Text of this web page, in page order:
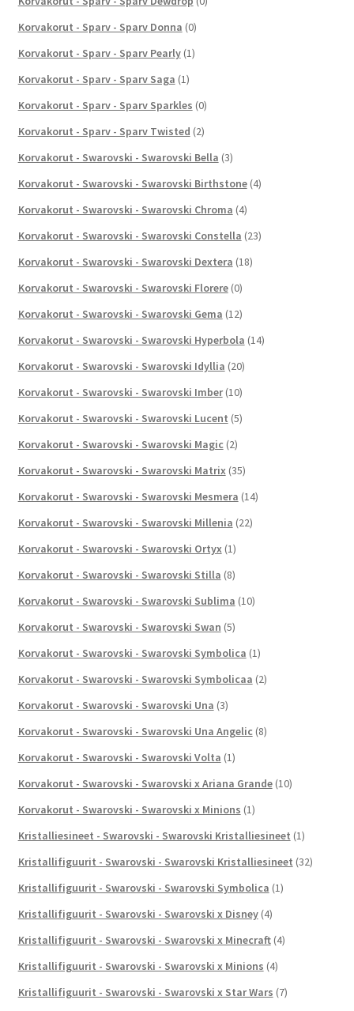
Korvakorut - Sparv - Sparv Donna (0)
Korvakorut - Sparv - Sparv Pearly (1)
Korvakorut - Sparv - Sparv Saga (1)
Korvakorut - Sparv - Sparv Sparkles (0)
Korvakorut - Sparv - Sparv Twisted (2)
Korvakorut - Swarovski - Swarovski Bella (3)
Korvakorut - Swarovski - Swarovski Birthstone (4)
Korvakorut - Swarovski - Swarovski Chroma (4)
Korvakorut - Swarovski - Swarovski Constella (23)
Korvakorut - Swarovski - Swarovski Dextera (18)
Korvakorut - Swarovski - Swarovski Florere (0)
Korvakorut - Swarovski - Swarovski Gema (12)
Korvakorut - Swarovski - Swarovski Hyperbola (14)
Korvakorut - Swarovski - Swarovski Idyllia (20)
Korvakorut - Swarovski - Swarovski Imber (10)
Korvakorut - Swarovski - Swarovski Lucent (5)
Korvakorut - Swarovski - Swarovski Magic (2)
Korvakorut - Swarovski - Swarovski Matrix (35)
Korvakorut - Swarovski - Swarovski Mesmera (14)
Korvakorut - Swarovski - Swarovski Millenia (22)
Korvakorut - Swarovski - Swarovski Ortyx (1)
Korvakorut - Swarovski - Swarovski Stilla (8)
Korvakorut - Swarovski - Swarovski Sublima (10)
Korvakorut - Swarovski - Swarovski Swan (5)
Korvakorut - Swarovski - Swarovski Symbolica (1)
Korvakorut - Swarovski - Swarovski Symbolicaa (2)
Korvakorut - Swarovski - Swarovski Una (3)
Korvakorut - Swarovski - Swarovski Una Angelic (8)
Korvakorut - Swarovski - Swarovski Volta (1)
Korvakorut - Swarovski - Swarovski x Ariana Grande (10)
Korvakorut - Swarovski - Swarovski x Minions (1)
Kristalliesineet - Swarovski - Swarovski Kristalliesineet (1)
Kristallifiguurit - Swarovski - Swarovski Kristalliesineet (32)
Kristallifiguurit - Swarovski - Swarovski Symbolica (1)
Kristallifiguurit - Swarovski - Swarovski x Disney (4)
Kristallifiguurit - Swarovski - Swarovski x Minecraft (4)
Kristallifiguurit - Swarovski - Swarovski x Minions (4)
Kristallifiguurit - Swarovski - Swarovski x Star Wars (7)